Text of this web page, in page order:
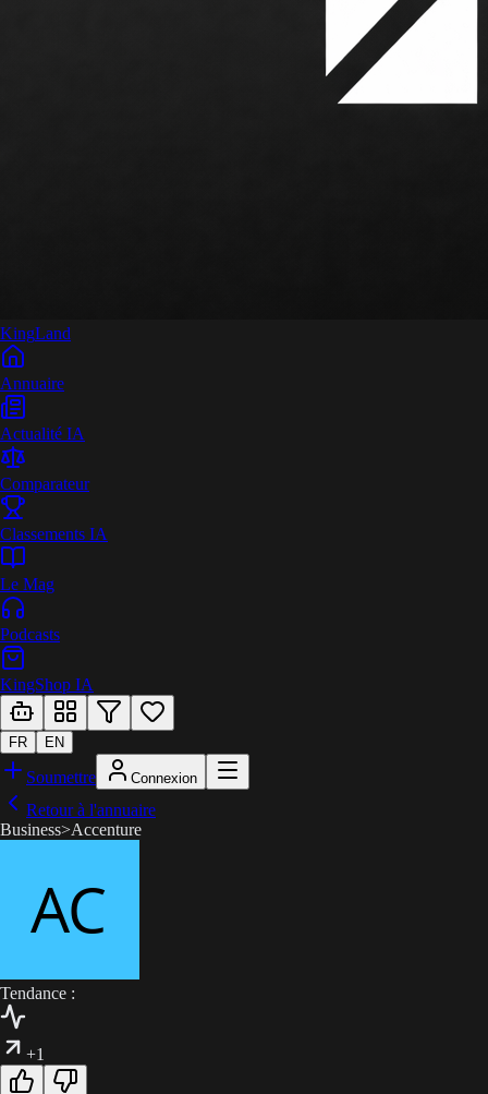
KingLand
Annuaire
Actualité IA
Comparateur
Classements IA
Le Mag
Podcasts
KingShop IA
FR EN
Soumettre Connexion
Retour à l'annuaire
Business>Accenture
Tendance :
+1